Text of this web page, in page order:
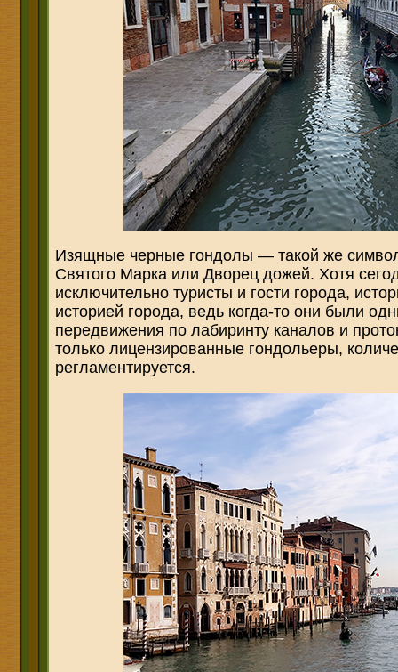
Изящные черные гондолы — такой же
Святого Марка или Дворец дожей. Хотя
исключительно туристы и гости города,
историей города, ведь когда-то они были
передвижения по лабиринту каналов и
только лицензированные гондольеры,
регламентируется.